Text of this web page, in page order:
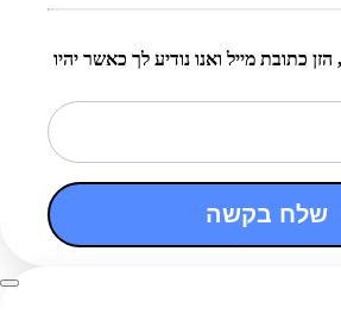
כתובת מייל ואנו נודיע לך כאשר יהיו
שלח בקשה